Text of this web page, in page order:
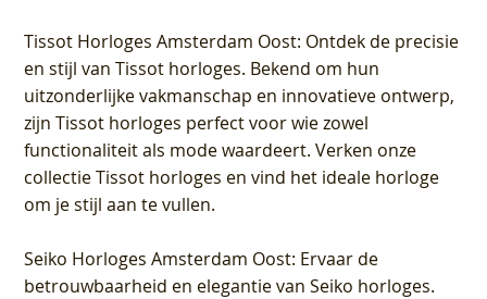
Tissot Horloges Amsterdam Oost: Ontdek de precisie
en stijl van Tissot horloges. Bekend om hun
uitzonderlijke vakmanschap en innovatieve ontwerp,
zijn Tissot horloges perfect voor wie zowel
functionaliteit als mode waardeert. Verken onze
collectie Tissot horloges en vind het ideale horloge
om je stijl aan te vullen.
Seiko Horloges Amsterdam Oost: Ervaar de
betrouwbaarheid en elegantie van Seiko horloges.